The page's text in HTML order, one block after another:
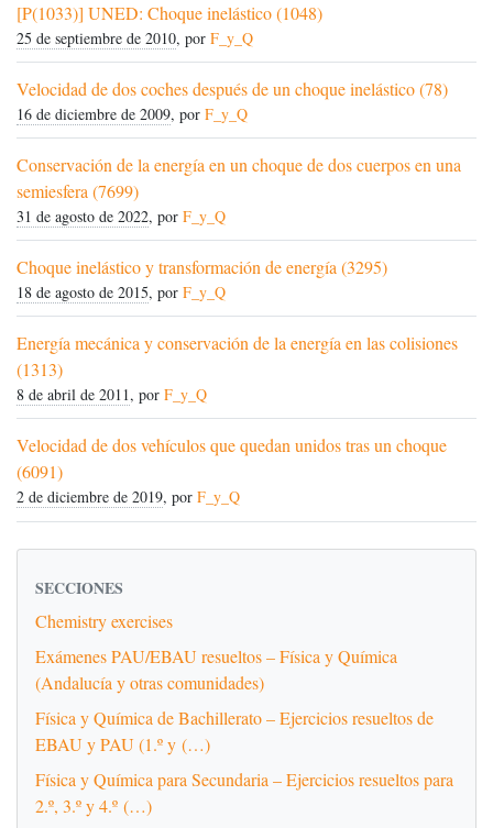
[P(1033)] UNED: Choque inelástico (1048)
25 de septiembre de 2010, por F_y_Q
Velocidad de dos coches después de un choque inelástico (78)
16 de diciembre de 2009, por F_y_Q
Conservación de la energía en un choque de dos cuerpos en una
semiesfera (7699)
31 de agosto de 2022, por F_y_Q
Choque inelástico y transformación de energía (3295)
18 de agosto de 2015, por F_y_Q
Energía mecánica y conservación de la energía en las colisiones
(1313)
8 de abril de 2011, por F_y_Q
Velocidad de dos vehículos que quedan unidos tras un choque
(6091)
2 de diciembre de 2019, por F_y_Q
SECCIONES
Chemistry exercises
Exámenes PAU/EBAU resueltos – Física y Química
(Andalucía y otras comunidades)
Física y Química de Bachillerato – Ejercicios resueltos de
EBAU y PAU (1.º y (…)
Física y Química para Secundaria – Ejercicios resueltos para
2.º, 3.º y 4.º (…)